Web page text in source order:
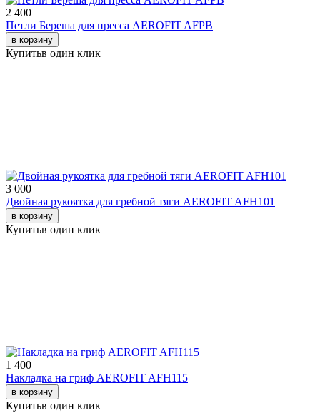
2 400
Петли Береша для пресса AEROFIT AFPB
в корзину
Купитьв один клик
3 000
Двойная рукоятка для гребной тяги AEROFIT AFH101
в корзину
Купитьв один клик
1 400
Накладка на гриф AEROFIT AFH115
в корзину
Купитьв один клик